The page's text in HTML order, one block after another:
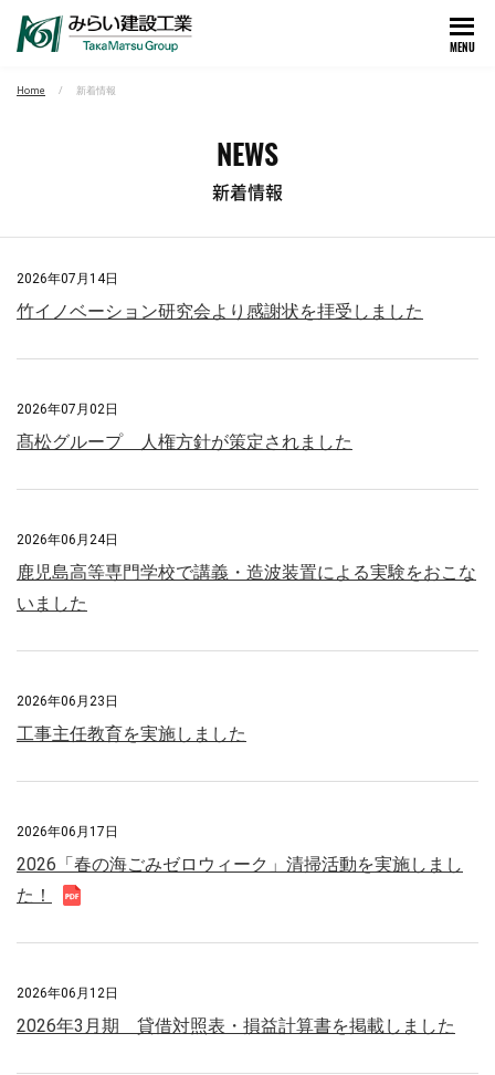
MENU
Home 新着情報
NEWS
新着情報
2026年07月14日
竹イノベーション研究会より感謝状を拝受しました
2026年07月02日
髙松グループ 人権方針が策定されました
2026年06月24日
鹿児島高等専門学校で講義・造波装置による実験をおこな
いました
2026年06月23日
工事主任教育を実施しました
2026年06月17日
2026「春の海ごみゼロウィーク」清掃活動を実施しまし
た！
2026年06月12日
2026年3月期 貸借対照表・損益計算書を掲載しました